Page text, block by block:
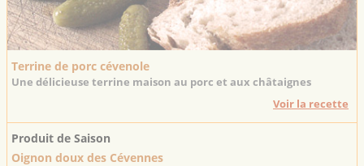
Terrine de porc cévenole
Une délicieuse terrine maison au porc et aux châtaignes
Voir la recette
Produit de Saison
Oignon doux des Cévennes